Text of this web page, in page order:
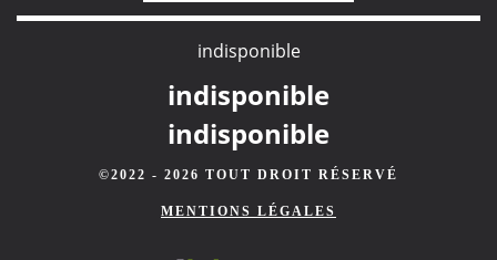
indisponible
indisponible
indisponible
©2022 - 2026 TOUT DROIT RÉSERVÉ
MENTIONS LÉGALES